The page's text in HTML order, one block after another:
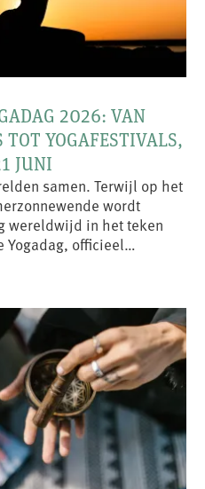
2026: VAN
TOT YOGAFESTIVALS,
JUNI
samen. Terwijl op het
wordt
wereldwijd in het teken
Yogadag, officieel…